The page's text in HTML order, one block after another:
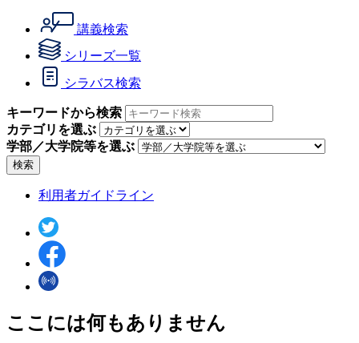
講義検索
シリーズ一覧
シラバス検索
キーワードから検索
カテゴリを選ぶ
学部／大学院等を選ぶ
検索
利用者ガイドライン
ここには何もありません